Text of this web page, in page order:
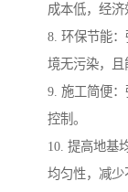
成本低，经济
8. 环保节能
境无污染，且
9. 施工简便
控制。
10. 提高地基
均匀性，减少